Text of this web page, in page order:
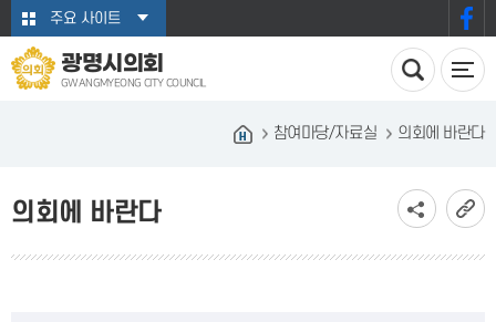
본문바로가기주요 사이트
광명시의회
GWANGMYEONG CITY COUNCIL
참여마당/자료실 의회에 바란다
의회에 바란다